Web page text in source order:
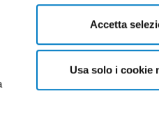
Accetta
Usa solo i cookie